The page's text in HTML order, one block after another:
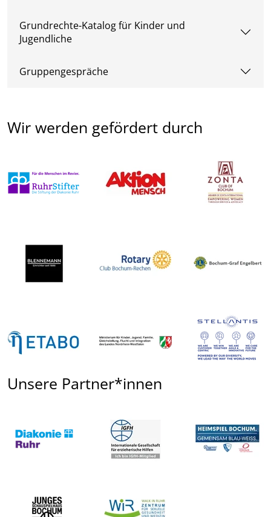
Grundrechte-Katalog für Kinder und
Jugendliche
Gruppengespräche
Wir werden gefördert durch
Unsere Partner*innen